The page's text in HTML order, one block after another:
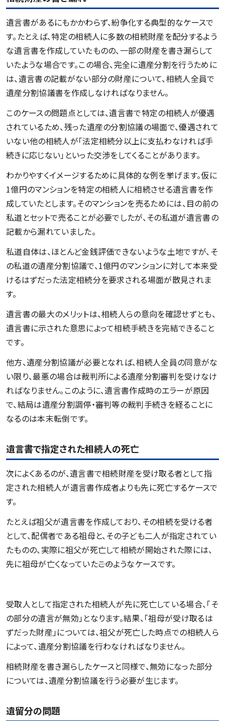
遺言書があるにもかかわらず、紛争化する典型的なケースで
す。たとえば、特定の相続人に多数の相続財産を配分するよう
な遺言書を作成していたものの、一部の財産を書き漏らして
いたような場合です。この場合、完全に遺産分割を行うために
は、遺言書の記載がない部分の財産について、相続人全員で
遺産分割協議書を作成しなければなりません。
このケースの問題点としては、遺言書で特定の相続人が優遇
されているため、残った遺産の分割協議の場面で、優遇されて
いない他の相続人が「法定相続分以上に支払わなければ手
続きに応じない」といった交渉をしてくることがあります。
わかりやすくイメージするために具体的な例を挙げます。仮に
1億円のマンションを特定の相続人に相続させる遺言書を作
成していたとします。そのマンションを売るためには、目の前の
私道とセットで売ることが必要でしたが、その私道が遺言書の
記載から漏れていました。
私道自体は、ほとんど金銭評価できないような土地ですが、そ
の私道の遺産分割協議で、1億円のマンションに対して本来受
けるはずだった法定相続分を要求される場面が散見されま
す。
遺言書の最大のメリットは、相続人らの意向を確認せずとも、
遺言書に示された意思によって相続手続きを完結できること
です。
他方、遺産分割協議が必要となれば、相続人全員の同意がな
い限り、最悪の場合は裁判所による遺産分割審判を受けなけ
ればなりません。このように、遺言書作成時のエラーが原因
で、結局は遺産分割調停・審判等の裁判手続きを経ることに
なるのは本末転倒です。
遺言書で指定された相続人の死亡
次によくあるのが、遺言書で相続財産を受け取る者として指
定された相続人が遺言書作成者よりも先に死亡するケースで
す。
たとえば祖父が遺言書を作成しており、その相続を受ける者
として、配偶者である祖母と、その子ども二人が指定されてい
たものの、実際に祖父が死亡して相続が開始された際には、
先に祖母が亡くなっていた――このようなケースです。
受取人として指定された相続人が先に死亡している場合、「そ
の部分の遺言が無効」となります。結果、「祖母が受け取るは
ずだった財産」については、祖父が死亡した時点での相続人ら
によって、遺産分割協議を行わなければなりません。
相続財産を書き漏らしたケースと同様で、無効になった部分
については、遺産分割協議を行う必要が生じます。
遺留分の問題